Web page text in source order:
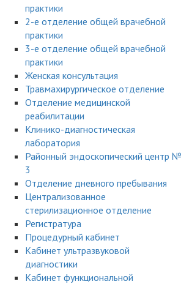
практики
2-е отделение общей врачебной
практики
3-е отделение общей врачебной
практики
Женская консультация
Травмахирургическое отделение
Отделение медицинской
реабилитации
Клинико-диагностическая
лаборатория
Районный эндоскопический центр №
3
Отделение дневного пребывания
Централизованное
стерилизационное отделение
Регистратура
Процедурный кабинет
Кабинет ультразвуковой
диагностики
Кабинет функциональной